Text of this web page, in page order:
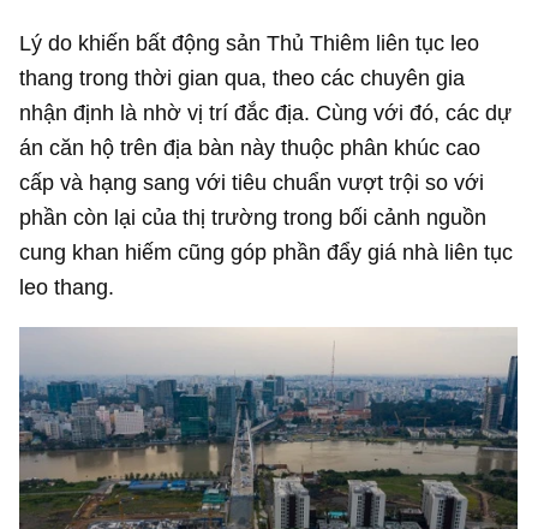
Lý do khiến bất động sản Thủ Thiêm liên tục leo
thang trong thời gian qua, theo các chuyên gia
nhận định là nhờ vị trí đắc địa. Cùng với đó, các dự
án căn hộ trên địa bàn này thuộc phân khúc cao
cấp và hạng sang với tiêu chuẩn vượt trội so với
phần còn lại của thị trường trong bối cảnh nguồn
cung khan hiếm cũng góp phần đẩy giá nhà liên tục
leo thang.